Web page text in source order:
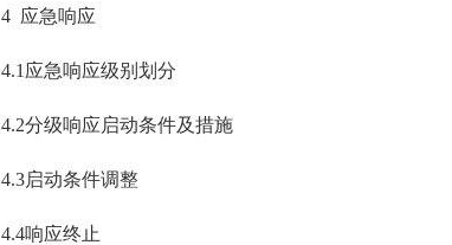
4 应急响应
4.1应急响应级别划分
4.2分级响应启动条件及措施
4.3启动条件调整
4.4响应终止